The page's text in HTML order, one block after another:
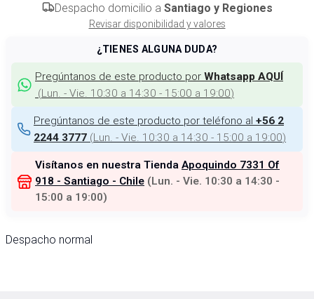
Despacho domicilio a Santiago y Regiones
Revisar disponibilidad y valores
¿TIENES ALGUNA DUDA?
Pregúntanos de este producto por Whatsapp AQUÍ
(Lun. - Vie. 10:30 a 14:30 - 15:00 a 19:00)
Pregúntanos de este producto por teléfono al +56 2
2244 3777 (Lun. - Vie. 10:30 a 14:30 - 15:00 a 19:00)
Visítanos en nuestra Tienda Apoquindo 7331 Of
918 - Santiago - Chile (Lun. - Vie. 10:30 a 14:30 -
15:00 a 19:00)
Despacho normal